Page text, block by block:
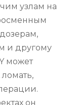
узлам на
и другому
может
ломать,
он